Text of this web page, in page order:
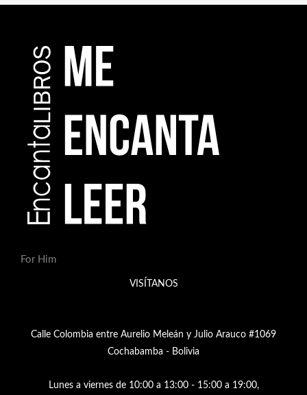
For Him
VISÍTANOS
Calle Colombia entre Aurelio Meleán y Julio Arauco #1069
Cochabamba - Bolivia
Lunes a viernes de 10:00 a 13:00 - 15:00 a 19:00,